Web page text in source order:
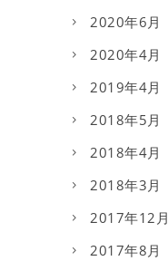
2020年6月
2020年4月
2019年4月
2018年5月
2018年4月
2018年3月
2017年12月
2017年8月